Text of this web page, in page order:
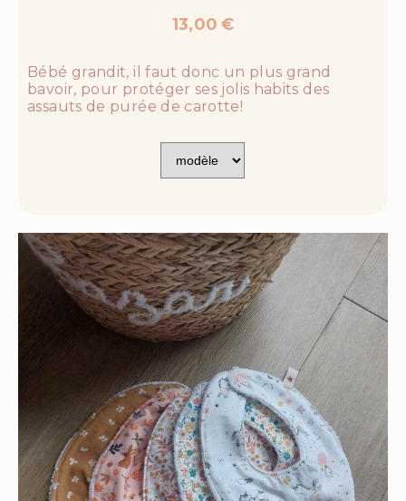
13,00 €
Bébé grandit, il faut donc un plus grand
bavoir, pour protéger ses jolis habits des
assauts de purée de carotte!